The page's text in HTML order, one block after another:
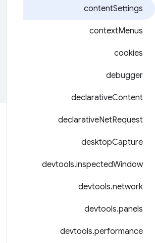
contentSettings
contextMenus
cookies
debugger
declarativeContent
declarativeNetRequest
desktopCapture
devtools.inspectedWindow
devtools.network
devtools.panels
devtools.performance